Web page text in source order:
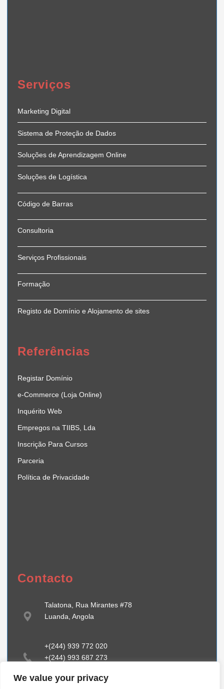
We value your privacy
Serviços
Marketing Digital
Sistema de Proteção de Dados
Soluções de Aprendizagem Online
Soluções de Logística
Código de Barras
Consultoria
Serviços Profissionais
Formação
Registo de Domínio e Alojamento de sites
Referências
Registar Domínio
e-Commerce (Loja Online)
Inquérito Web
Empregos na TIIBS, Lda
Inscrição Para Cursos
Parceria
Política de Privacidade
Contacto
Talatona, Rua Mirantes #78
Luanda, Angola
+(244) 939 772 020
+(244) 993 687 273